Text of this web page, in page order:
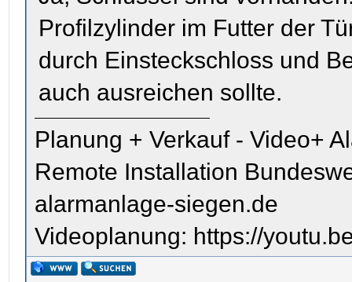
Profilzylinder im Futter der
durch Einsteckschloss und
auch ausreichen sollte.
Planung + Verkauf - Video+
Remote Installation
alarmanlage-siegen.de
Videoplanung: https://